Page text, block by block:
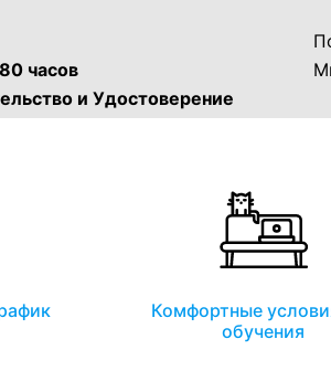
часов
и Удостоверение
Комфортные
обучения